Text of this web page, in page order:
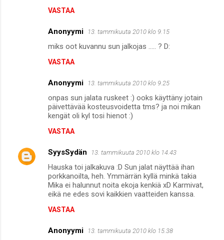
VASTAA
Anonyymi 13. tammikuuta 2010 klo 9.15
miks oot kuvannu sun jalkojas ..... ? D:
VASTAA
Anonyymi 13. tammikuuta 2010 klo 9.25
onpas sun jalata ruskeet :) ooks käyttäny jotain
päivettävää kosteusvoidetta tms? ja noi mikan
kengät oli kyl tosi hienot :)
VASTAA
SyysSydän 13. tammikuuta 2010 klo 14.43
Hauska toi jalkakuva :D Sun jalat näyttää ihan
porkkanoilta, heh. Ymmärrän kyllä minkä takia
Mika ei halunnut noita ekoja kenkiä xD Karmivat,
eikä ne edes sovi kaikkien vaatteiden kanssa.
VASTAA
Anonyymi 13. tammikuuta 2010 klo 15.38